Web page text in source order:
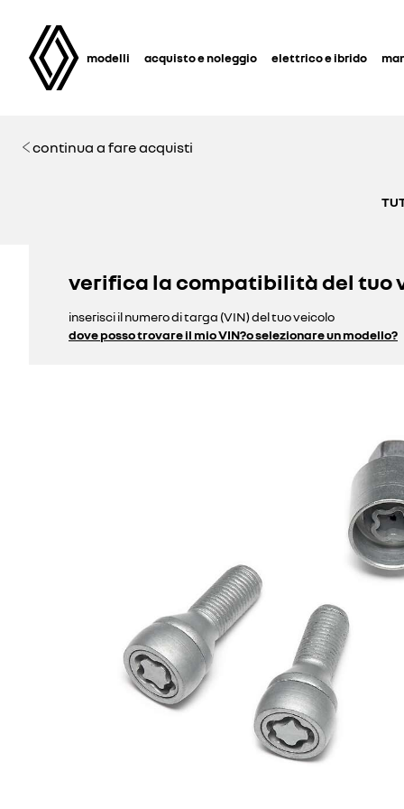
modelli acquisto e noleggio elettrico e ibrido
continua a fare acquisti
verifica la compatibilità del tuo
inserisci il numero di targa (VIN) del tuo veicolo
dove posso trovare il mio VIN?o selezionare un modello?